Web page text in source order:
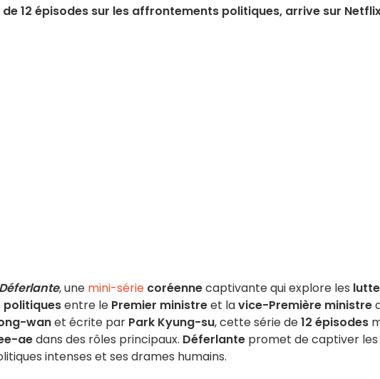
12 épisodes sur les affrontements politiques, arrive sur
Déferlante, une mini-série coréennecaptivante qui explore les
entre le Premier ministreet lavice-Première ministre
wanet écrite par Park Kyung-su, cette série de12 épisodes
aedans des rôles principaux. Déferlante promet de captiver les
intenses et ses drames humains.